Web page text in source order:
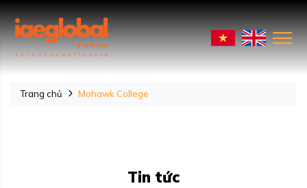
Trang chủ Mohawk College
Tin tức